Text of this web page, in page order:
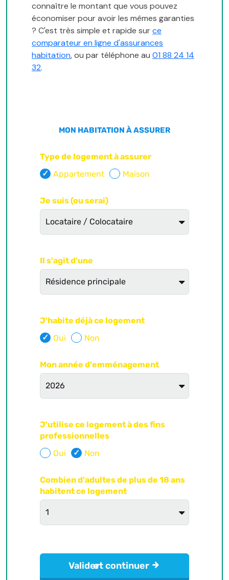
connaître le montant que vous pouvez
économiser pour avoir les mêmes garanties
? C'est très simple et rapide surce
comparateur en ligne d'assurances
habitation, ou par téléphone au 01 88 24 14
32.